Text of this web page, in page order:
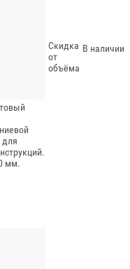
для
мм.
Скидка
от
объёма
В наличии